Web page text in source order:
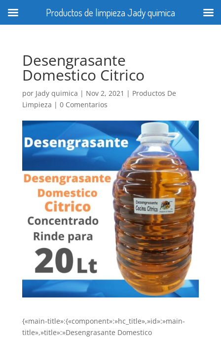
Desengrasante
Domestico Citrico
por Jady quimica | Nov 2, 2021 | Productos De
Limpieza | 0 Comentarios
{«main-title»:{«component»:»hc_title»,»id»:»main-
title»,»title»:»Desengrasante Domestico
Productos de limpieza Jady quimica